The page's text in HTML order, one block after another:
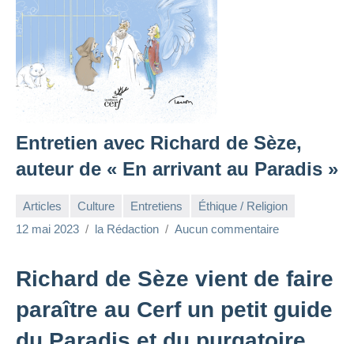
Entretien avec Richard de Sèze,
auteur de « En arrivant au Paradis »
Articles Culture Entretiens
Éthique / Religion
12 mai 2023
la Rédaction Aucun commentaire
Richard de Sèze vient de faire
paraître au Cerf un petit guide